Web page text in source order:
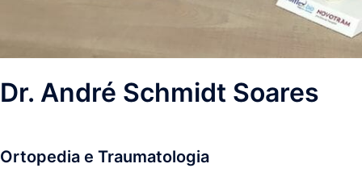
Dr. André Schmidt Soares
Ortopedia e Traumatologia